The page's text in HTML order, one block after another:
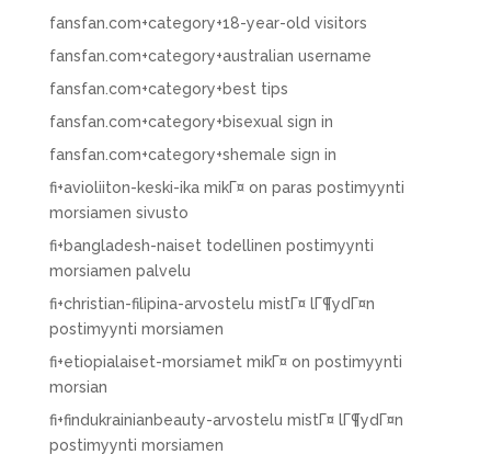
fansfan.com+category+18-year-old visitors
fansfan.com+category+australian username
fansfan.com+category+best tips
fansfan.com+category+bisexual sign in
fansfan.com+category+shemale sign in
fi+avioliiton-keski-ika mikГ¤ on paras postimyynti
morsiamen sivusto
fi+bangladesh-naiset todellinen postimyynti
morsiamen palvelu
fi+christian-filipina-arvostelu mistГ¤ lГ¶ydГ¤n
postimyynti morsiamen
fi+etiopialaiset-morsiamet mikГ¤ on postimyynti
morsian
fi+findukrainianbeauty-arvostelu mistГ¤ lГ¶ydГ¤n
postimyynti morsiamen